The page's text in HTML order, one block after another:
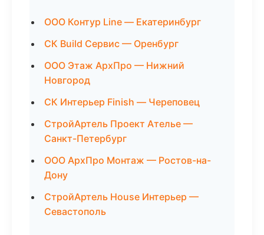
ООО Контур Line — Екатеринбург
СК Build Сервис — Оренбург
ООО Этаж АрхПро — Нижний
Новгород
СК Интерьер Finish — Череповец
СтройАртель Проект Ателье —
Санкт-Петербург
ООО АрхПро Монтаж — Ростов-на-
Дону
СтройАртель House Интерьер —
Севастополь